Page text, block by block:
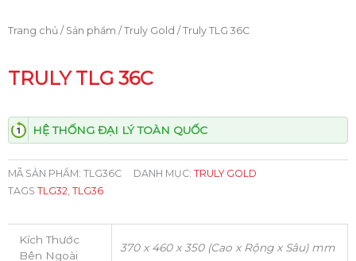
Trang chủ / Sản phẩm / Truly Gold / Truly TLG 36C
TRULY TLG 36C
HỆ THỐNG ĐẠI LÝ TOÀN QUỐC
MÃ SẢN PHẨM: TLG36C DANH MỤC: TRULY GOLD
TAGS TLG32, TLG36
Kích Thước
Bên Ngoài
370 x 460 x 350 (Cao x Rộng x Sâu) mm